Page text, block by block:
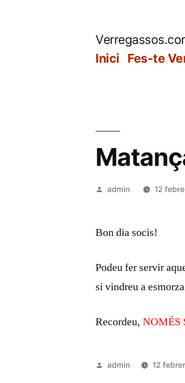
Inici Fes-te
Publicat
admin 12
Bon dia socis!
Podeu fer servir
si vindreu a
Recordeu,NOMÉS
Publicat
admin 12